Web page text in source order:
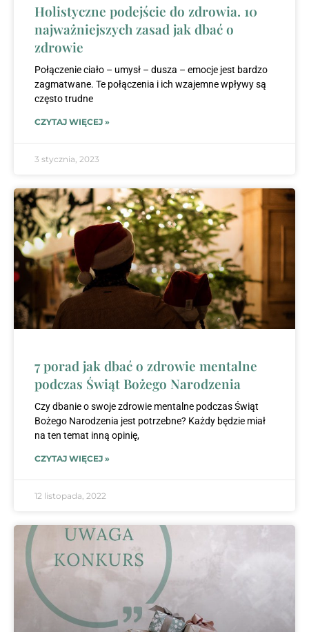
Holistyczne podejście do zdrowia. 10
najważniejszych zasad jak dbać o
zdrowie
Połączenie ciało – umysł – dusza – emocje jest bardzo
zagmatwane. Te połączenia i ich wzajemne wpływy są
często trudne
CZYTAJ WIĘCEJ »
3 stycznia, 2023
7 porad jak dbać o zdrowie mentalne
podczas Świąt Bożego Narodzenia
Czy dbanie o swoje zdrowie mentalne podczas Świąt
Bożego Narodzenia jest potrzebne? Każdy będzie miał
na ten temat inną opinię,
CZYTAJ WIĘCEJ »
12 listopada, 2022